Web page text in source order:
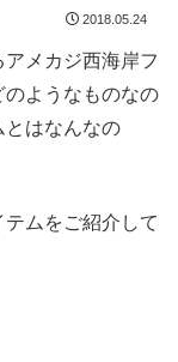
2018.05.24
メカジ西海岸フ
のようなものなの
とはなんなの
ムをご紹介して